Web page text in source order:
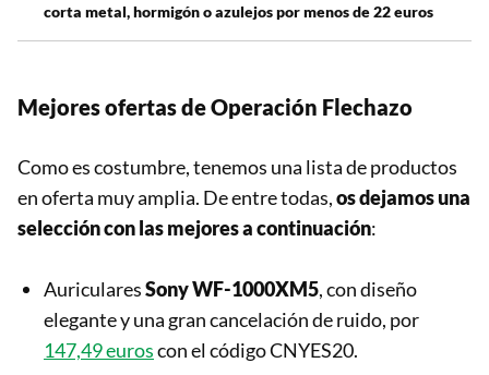
corta metal, hormigón o azulejos por menos de 22 euros
Mejores ofertas de Operación Flechazo
Como es costumbre, tenemos una lista de productos
en oferta muy amplia. De entre todas,os dejamos una
selección con las mejores a continuación:
AuricularesSony WF-1000XM5, con diseño
elegante y una gran cancelación de ruido, por
147,49 euroscon el código CNYES20.